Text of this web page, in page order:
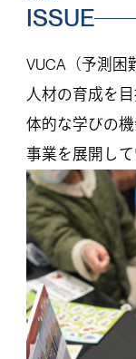
ISSUE
VUCA（予測困
人材の育成を
体的な学びの
事業を展開して